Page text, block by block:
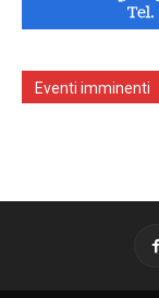
Eventi imminenti